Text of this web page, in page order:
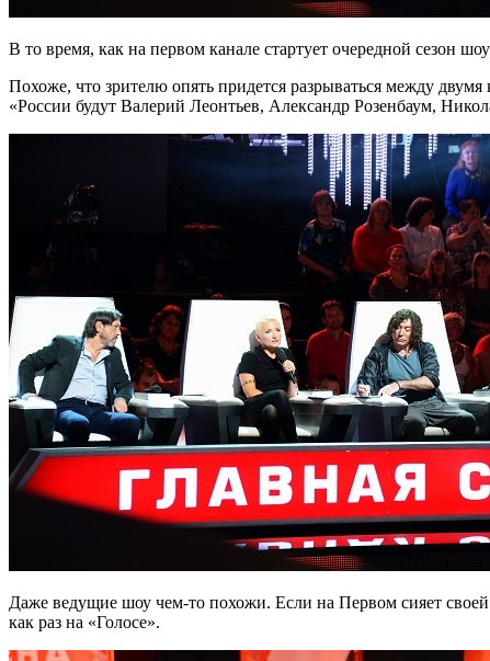
В то время, как на первом канале стартует очередной сезон
Похоже, что зрителю опять придется разрываться между
«России будут Валерий Леонтьев, Александр Розенбаум,
Даже ведущие шоу чем-то похожи. Если на Первом сияет
как раз на «Голосе».